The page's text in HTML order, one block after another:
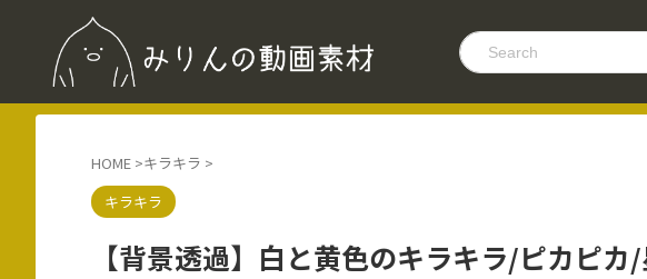
HOME >キラキラ >
キラキラ
【背景透過】白と黄色のキラキラ/ピカピカ